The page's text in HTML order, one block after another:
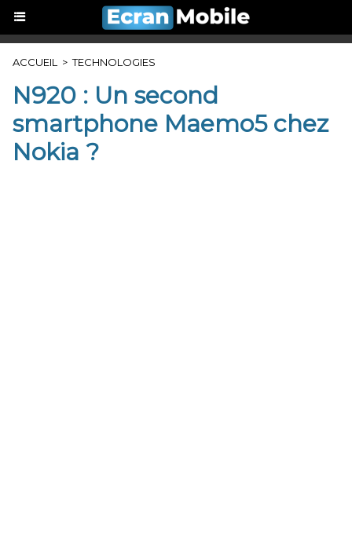
ACCUEIL > TECHNOLOGIES
N920 : Un second
smartphone Maemo5 chez
Nokia ?